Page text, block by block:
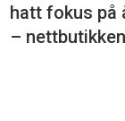
hatt fokus på
–